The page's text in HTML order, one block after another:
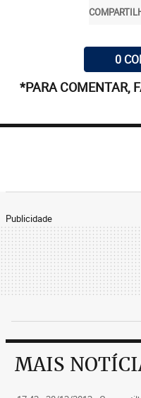
0
*PARA COMENTAR,
Publicidade
MAIS